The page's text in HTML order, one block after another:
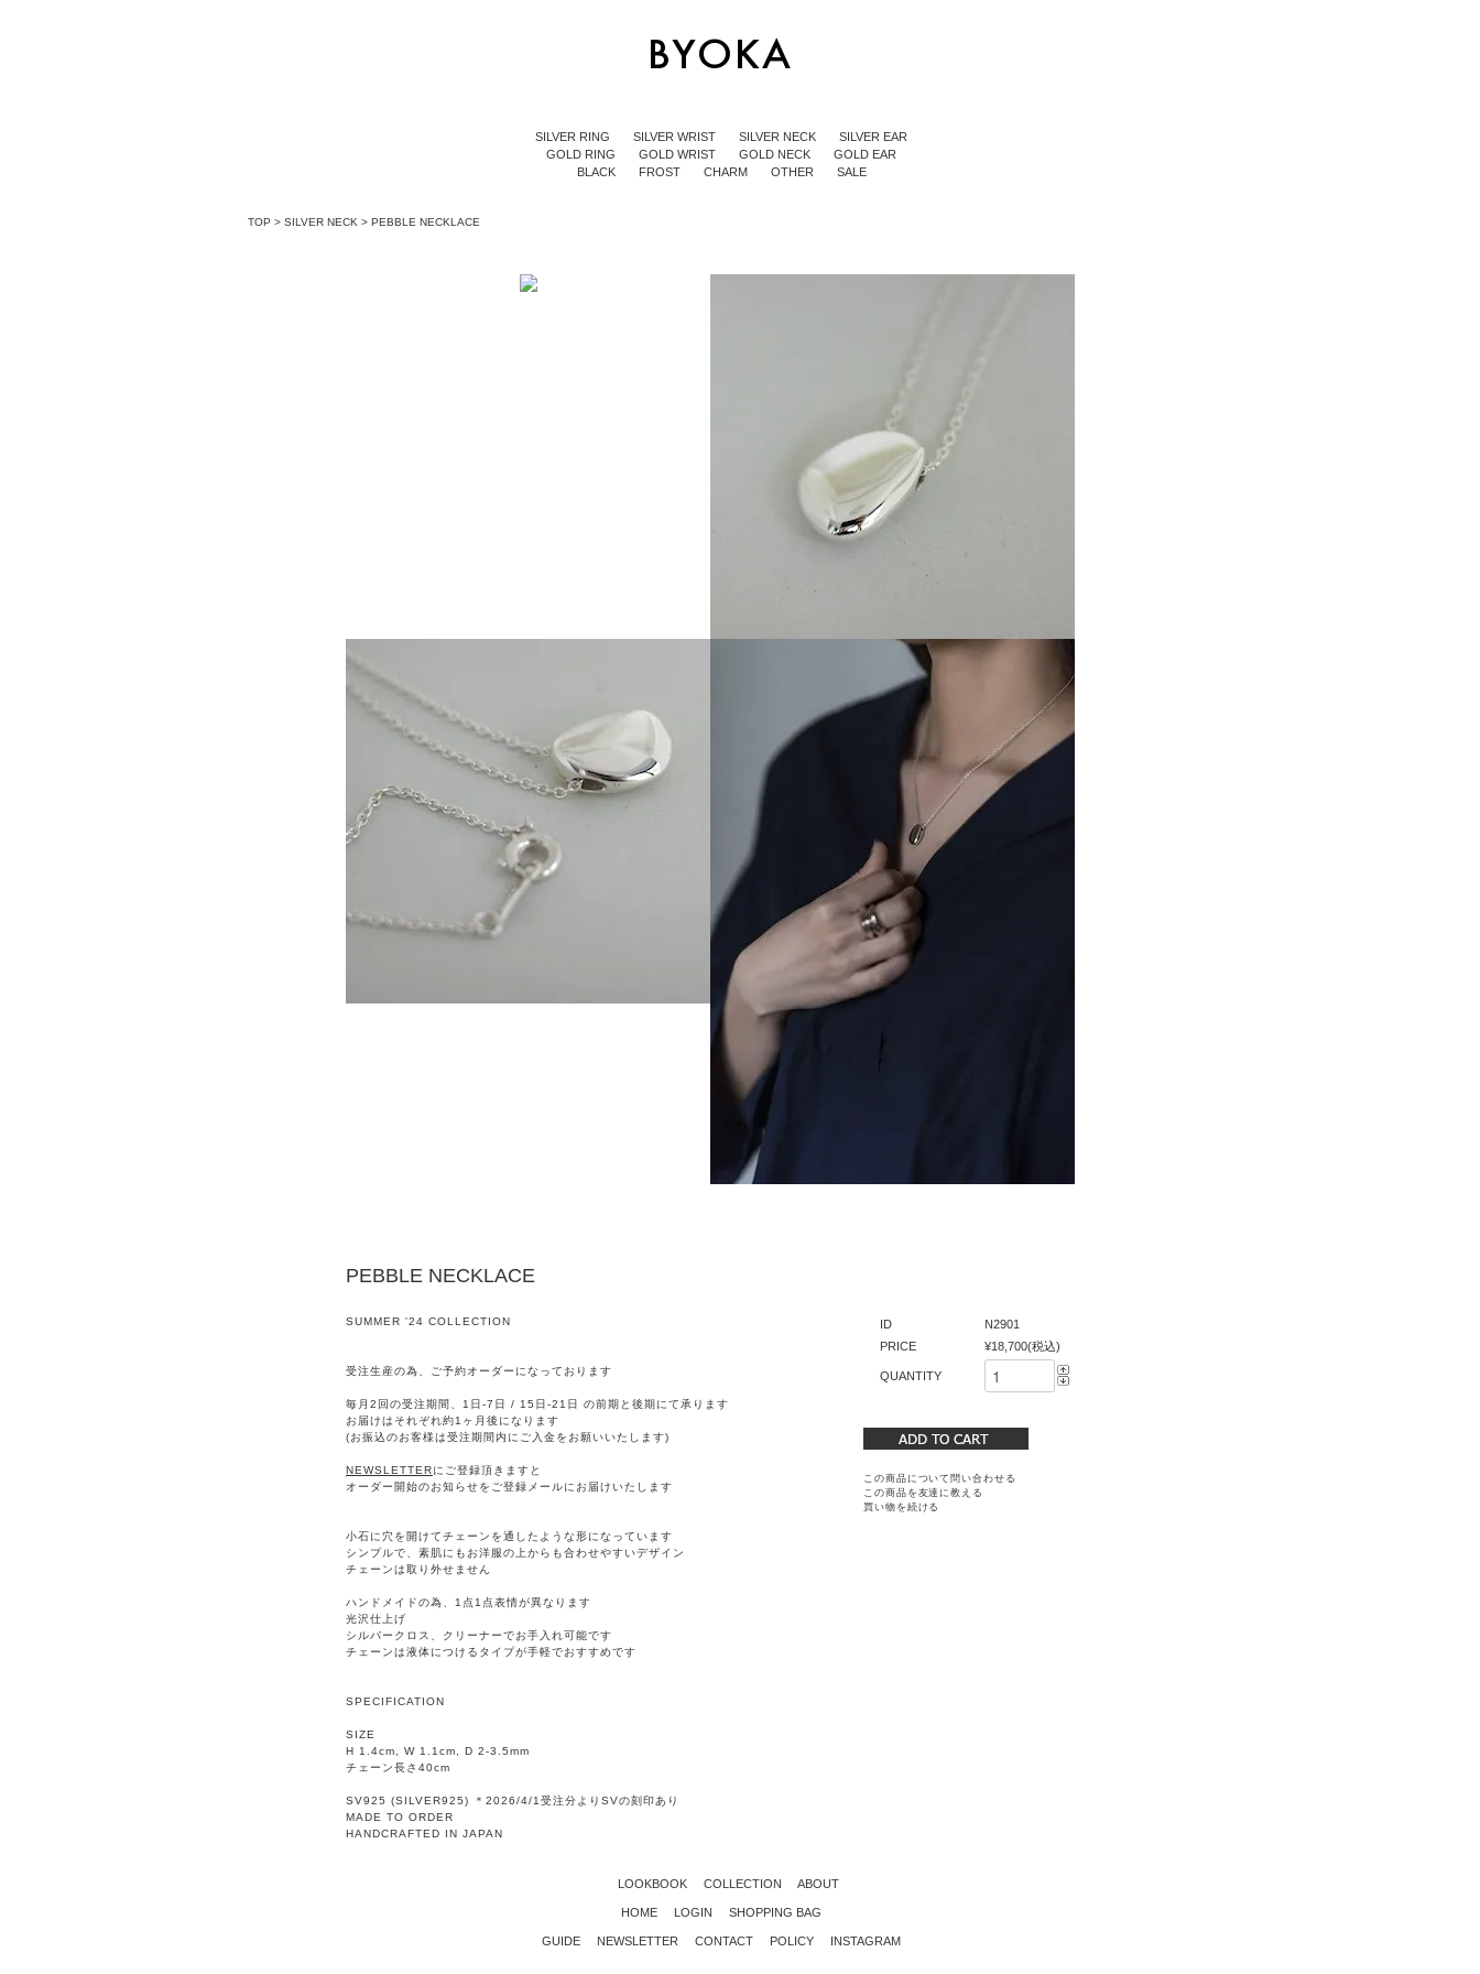
SILVER RING SILVER WRIST SILVER NECK
SILVER EAR
GOLD RING
GOLD WRIST GOLD NECK
GOLD EAR
BLACK
FROST CHARM OTHER SALE
TOP > SILVER NECK > PEBBLE NECKLACE
PEBBLE NECKLACE
SUMMER '24 COLLECTION
受注生産の為、ご予約オーダーになっております
毎月2回の受注期間、1日-7日 / 15日-21日 の前期と後期にて承ります
お届けはそれぞれ約1ヶ月後になります
(お振込のお客様は受注期間内にご入金をお願いいたします)
NEWSLETTERにご登録頂きますと
オーダー開始のお知らせをご登録メールにお届けいたします
小石に穴を開けてチェーンを通したような形になっています
シンプルで、素肌にもお洋服の上からも合わせやすいデザイン
チェーンは取り外せません
ハンドメイドの為、1点1点表情が異なります
光沢仕上げ
シルバークロス、クリーナーでお手入れ可能です
チェーンは液体につけるタイプが手軽でおすすめです
SPECIFICATION
SIZE
H 1.4cm, W 1.1cm, D 2-3.5mm
チェーン長さ40cm
SV925 (SILVER925) ＊2026/4/1受注分よりSVの刻印あり
MADE TO ORDER
HANDCRAFTED IN JAPAN
ID
N2901
PRICE
¥18,700(税込)
QUANTITY
この商品について問い合わせる
この商品を友達に教える
買い物を続ける
LOOKBOOK COLLECTION ABOUT
HOME LOGIN SHOPPING BAG
GUIDE NEWSLETTER CONTACT POLICY INSTAGRAM